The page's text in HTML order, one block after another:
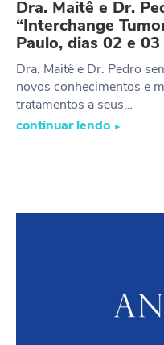
Dra. Maitê e Dr.
“Interchange
Paulo, dias 02 e
Dra. Maitê e Dr. Pedro
novos conhecimentos e
tratamentos a seus…
continuar lendo ►